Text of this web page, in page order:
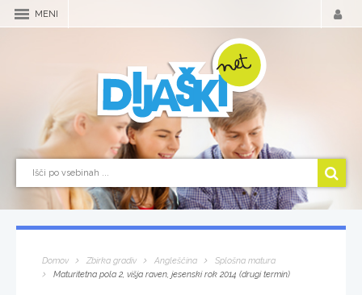
MENI
Domov Zbirka gradiv Angleščina
Splošna matura
Maturitetna pola 2, višja raven, jesenski rok 2014 (drugi termin)